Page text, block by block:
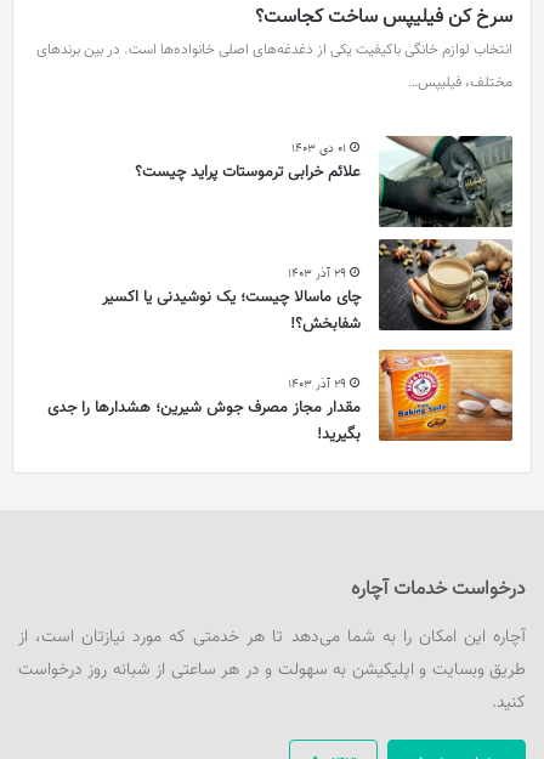
سرخ کن فیلیپس ساخت کجاست؟
انتخاب لوازم خانگی باکیفیت یکی از دغدغه‌های اصلی خانواده‌ها است. در بین برندهای
مختلف، فیلیپس…
01 دی 1403
علائم خرابی ترموستات پراید چیست؟
29 آذر 1403
چای ماسالا چیست؛ یک نوشیدنی یا اکسیر
شفابخش؟!
29 آذر 1403
مقدار مجاز مصرف جوش شیرین؛ هشدارها را جدی
بگیرید!
درخواست خدمات آچاره
آچاره این امکان را به شما می‌دهد تا هر خدمتی که مورد نیازتان است، از
طریق وبسایت و اپلیکیشن به سهولت و در هر ساعتی از شبانه روز درخواست
کنید.